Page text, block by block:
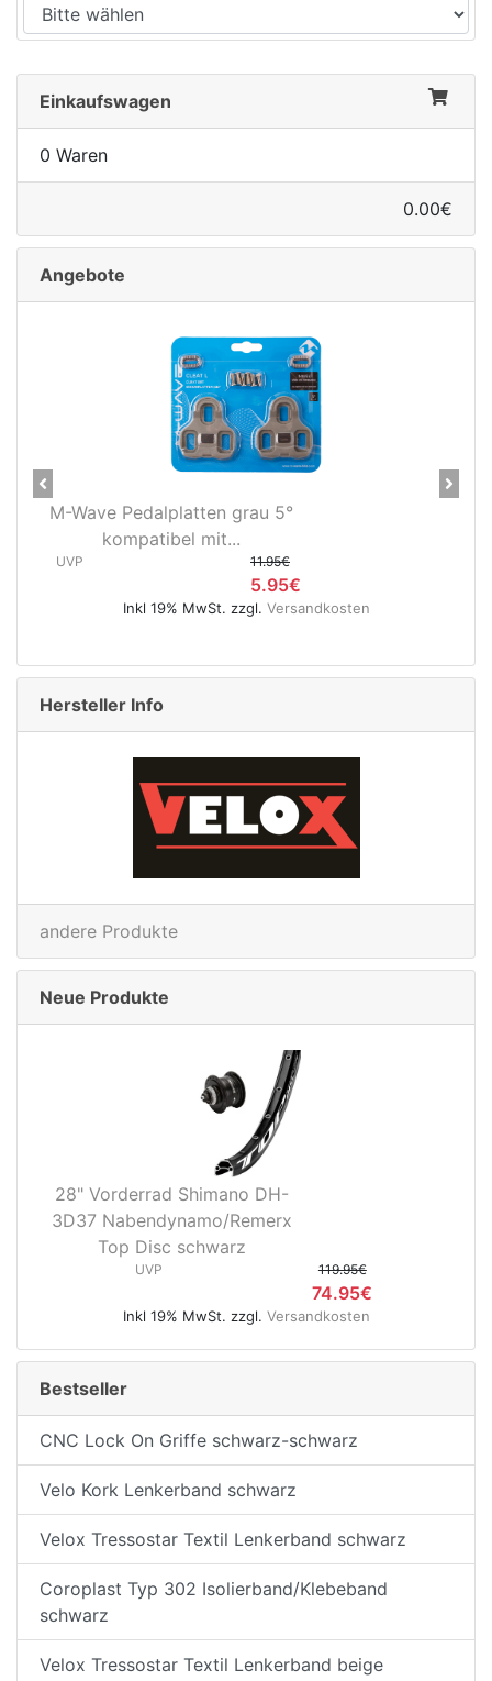
Einkaufswagen
0 Waren
0.00€
Angebote
Novatec X-Light Disc
Hinterradnabe Boost CL
(12x148...
49.95€
Previous Next
Hersteller Info
andere Produkte
Neue Produkte
28" Vorderrad Shimano DH-
3D37 Nabendynamo/Remerx
Top Disc schwarz
UVP 119.95€
74.95€
Inkl 19% MwSt. zzgl. Versandkosten
Bestseller
CNC Lock On Griffe schwarz-schwarz
Velo Kork Lenkerband schwarz
Velox Tressostar Textil Lenkerband schwarz
Coroplast Typ 302 Isolierband/Klebeband
schwarz
Velox Tressostar Textil Lenkerband beige